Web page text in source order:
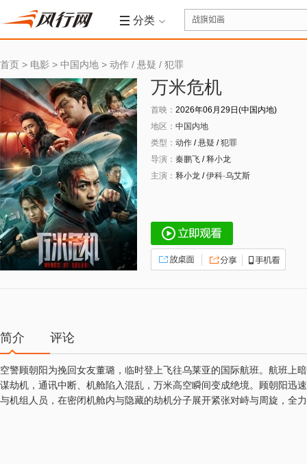
分类
首页 > 电影 > 中国内地 > 动作 / 悬疑 / 犯罪
万米危机
首映： 2026年06月29日(中国内地)
地区： 中国内地
类型： 动作 /悬疑 /犯罪
导演： 秦鹏飞 /释小龙
主演： 释小龙 /伊科·乌艾斯
简介 评论
空警顾朝阳为挽回女友董璐，临时登上飞往乌莱亚的国际航班。航班上
谋劫机，通讯中断、机舱陷入混乱，万米高空瞬间变成绝境。顾朝阳迅
与机组人员，在密闭机舱内与隐藏的劫机分子展开紧张对峙与周旋，全